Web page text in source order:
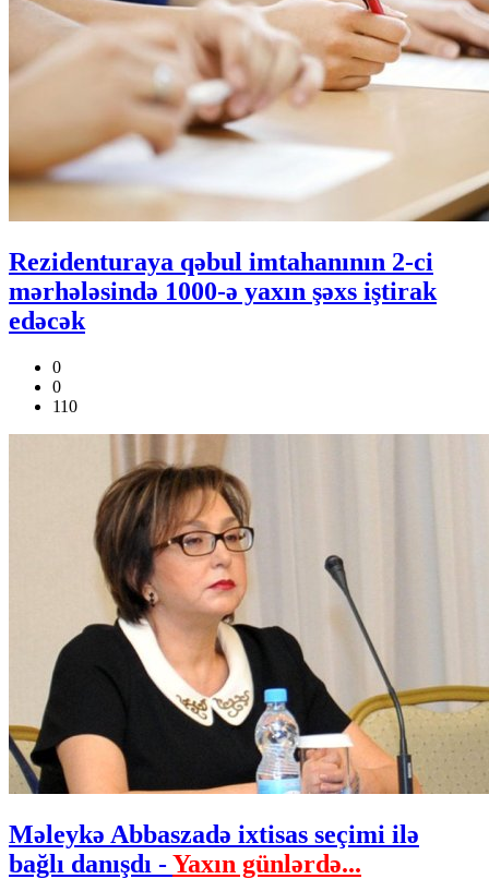
Rezidenturaya qəbul imtahanının 2-ci
mərhələsində 1000-ə yaxın şəxs iştirak
edəcək
0
0
110
Məleykə Abbaszadə ixtisas seçimi ilə
bağlı danışdı -Yaxın günlərdə...